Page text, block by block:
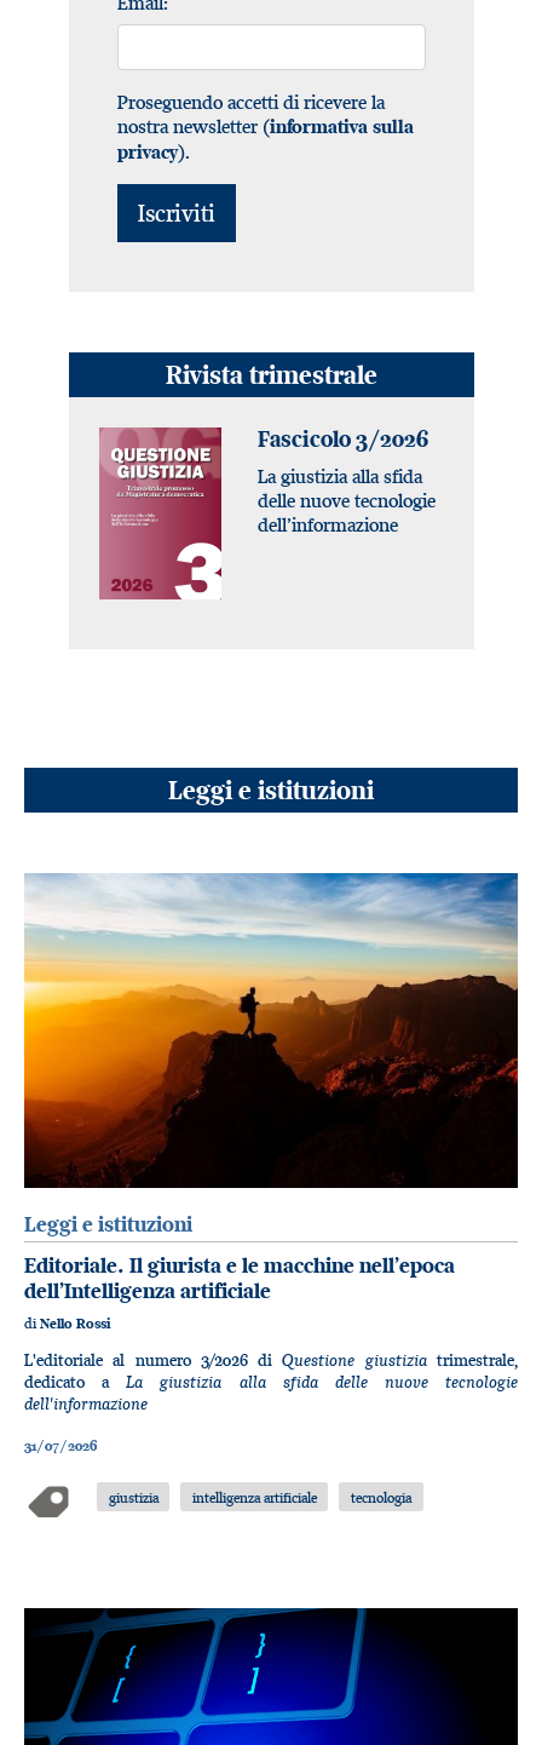
Proseguendo accetti di ricevere la
nostra newsletter (informativa sulla
privacy).
Rivista trimestrale
Fascicolo 3/2026
La giustizia alla sfida
delle nuove tecnologie
dell’informazione
Leggi e istituzioni
Leggi e istituzioni
Editoriale. Il giurista e le macchine nell’epoca
dell’Intelligenza artificiale
di Nello Rossi
L'editoriale al numero 3/2026 diQuestione giustiziatrimestrale,
dedicato aLa giustizia alla sfida delle nuove tecnologie
dell'informazione
31/07/2026
giustizia intelligenza artificiale tecnologia